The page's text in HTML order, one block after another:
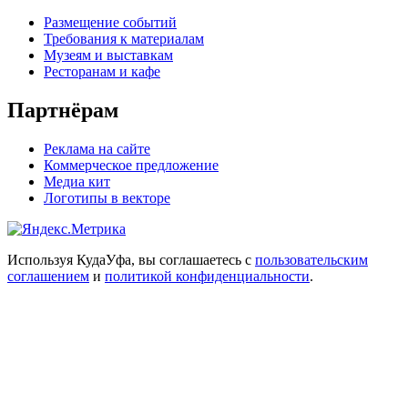
Размещение событий
Требования к материалам
Музеям и выставкам
Ресторанам и кафе
Партнёрам
Реклама на сайте
Коммерческое предложение
Медиа кит
Логотипы в векторе
Используя КудаУфа, вы соглашаетесь с пользовательским
соглашением и политикой конфиденциальности.